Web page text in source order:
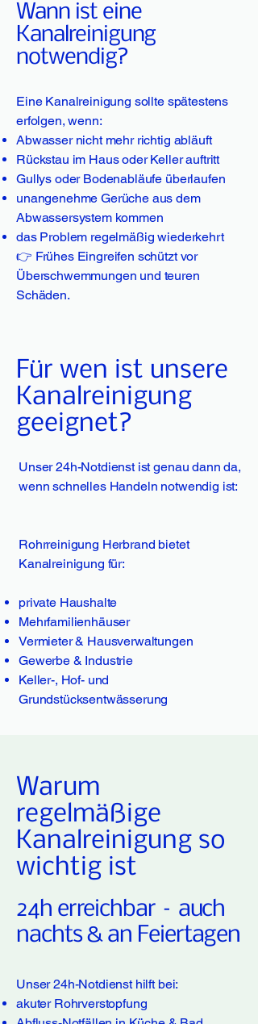
Wann ist eine
Kanalreinigung
notwendig?
Eine Kanalreinigung sollte spätestens
erfolgen, wenn:
Abwasser nicht mehr richtig abläuft
Rückstau im Haus oder Keller auftritt
Gullys oder Bodenabläufe überlaufen
unangenehme Gerüche aus dem
Abwassersystem kommen
das Problem regelmäßig wiederkehrt
👉 Frühes Eingreifen schützt vor
Überschwemmungen und teuren
Schäden.
Für wen ist unsere
Kanalreinigung
geeignet?
Unser 24h-Notdienst ist genau dann da,
wenn schnelles Handeln notwendig ist:
Rohrreinigung Herbrand bietet
Kanalreinigung für:
private Haushalte
Mehrfamilienhäuser
Vermieter & Hausverwaltungen
Gewerbe & Industrie
Keller-, Hof- und
Grundstücksentwässerung
Warum
regelmäßige
Kanalreinigung so
wichtig ist
24h erreichbar – auch
nachts & an Feiertagen
Unser 24h-Notdienst hilft bei:
akuter Rohrverstopfung